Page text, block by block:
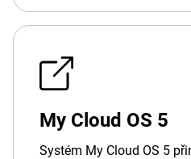
My Cloud OS 5
Systém My Cloud OS 5